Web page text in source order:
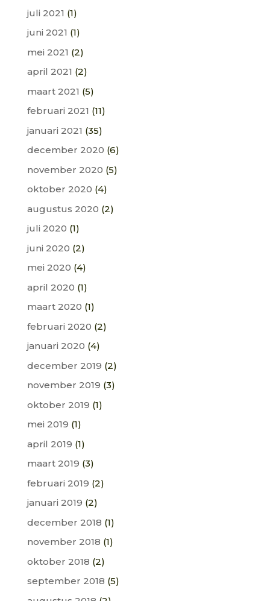
juli 2021 (1)
juni 2021 (1)
mei 2021 (2)
april 2021 (2)
maart 2021 (5)
februari 2021 (11)
januari 2021 (35)
december 2020 (6)
november 2020 (5)
oktober 2020 (4)
augustus 2020 (2)
juli 2020 (1)
juni 2020 (2)
mei 2020 (4)
april 2020 (1)
maart 2020 (1)
februari 2020 (2)
januari 2020 (4)
december 2019 (2)
november 2019 (3)
oktober 2019 (1)
mei 2019 (1)
april 2019 (1)
maart 2019 (3)
februari 2019 (2)
januari 2019 (2)
december 2018 (1)
november 2018 (1)
oktober 2018 (2)
september 2018 (5)